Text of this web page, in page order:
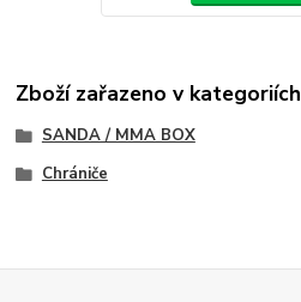
Zboží zařazeno v kategoriích
SANDA / MMA BOX
Chrániče